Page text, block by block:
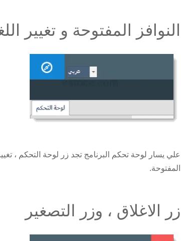
النوافز المفتوحة و تغيير
علي يسار لوحة تحكم البرنامج تجد زر لوحة التحكم ،
المفتوحة.
زر الاغلاق ، وزر التصغير